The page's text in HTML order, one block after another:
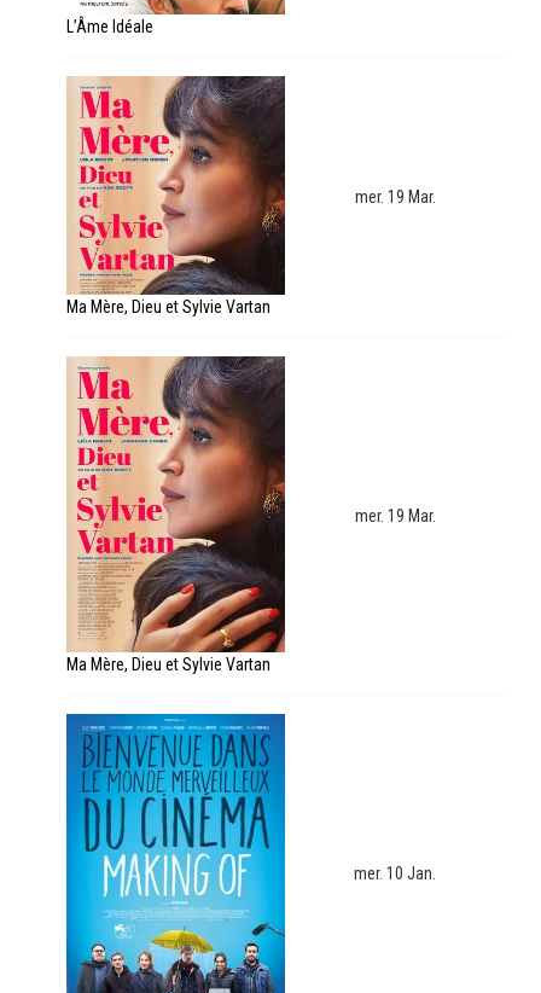
L’Âme Idéale
Ma Mère, Dieu et Sylvie Vartan
mer. 19 Mar.
Ma Mère, Dieu et Sylvie Vartan
mer. 19 Mar.
mer. 10 Jan.